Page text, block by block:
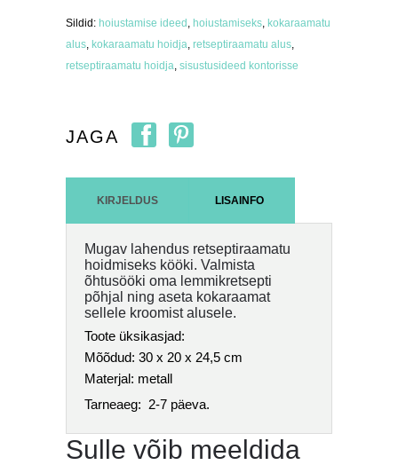
Sildid: hoiustamise ideed , hoiustamiseks, kokaraamatu
alus, kokaraamatu hoidja, retseptiraamatu alus,
retseptiraamatu hoidja, sisustusideed kontorisse
JAGA
KIRJELDUS LISAINFO
Mugav lahendus retseptiraamatu
hoidmiseks kööki. Valmista
õhtusööki oma lemmikretsepti
põhjal ning aseta kokaraamat
sellele kroomist alusele.
Toote üksikasjad:
Mõõdud: 30 x 20 x 24,5 cm
Materjal: metall
Tarneaeg: 2-7 päeva.
Sulle võib meeldida